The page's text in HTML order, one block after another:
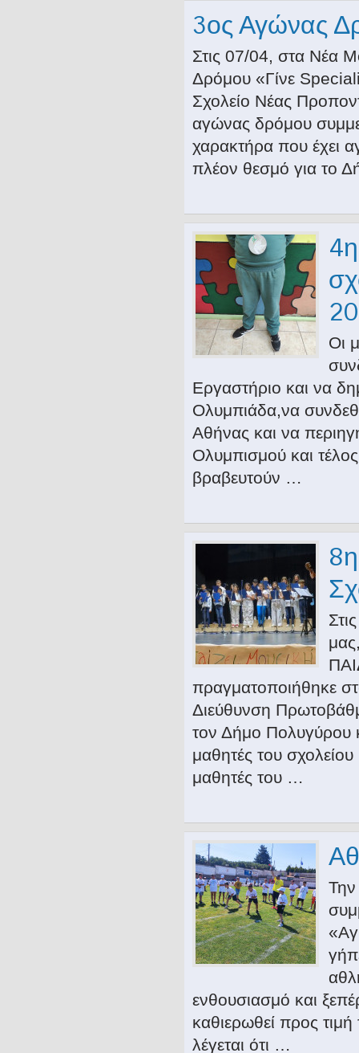
3ος Αγώνας
Στις 07/04, στα Νέα
Δρόμου «Γίνε
Σχολείο Νέας
αγώνας δρόμου
χαρακτήρα που έχει
πλέον θεσμό για το
Οι
Εργαστήριο και να
Ολυμπιάδα,να
Αθήνας και να
Ολυμπισμού και
βραβευτούν …
πραγματοποιήθηκε
Διεύθυνση
τον Δήμο Πολυγύρου
μαθητές του
μαθητές του …
Την
ενθουσιασμό και
καθιερωθεί προς
λέγεται ότι …